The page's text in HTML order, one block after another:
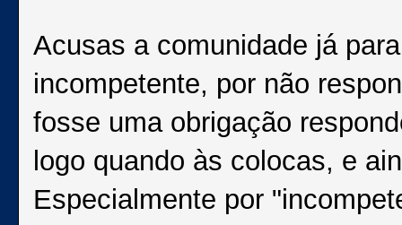
Acusas a comunidade já
incompetente, por não
fosse uma obrigação
logo quando às colocas, e
Especialmente por